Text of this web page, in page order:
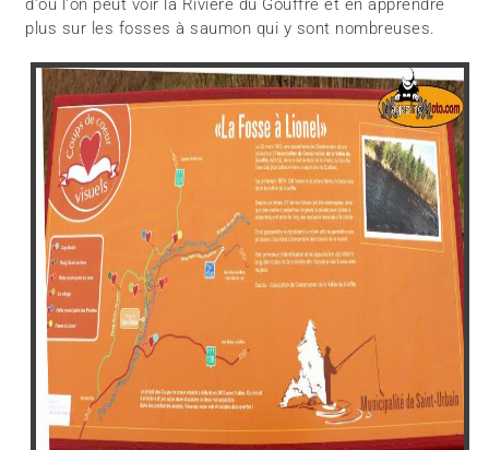
d'où l'on peut voir la Rivière du Gouffre et en apprendre
plus sur les fosses à saumon qui y sont nombreuses.